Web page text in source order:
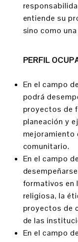
entiende su
sino como
PERFIL
En el campo
podrá
proyectos de
planeación y
mejoramiento
comunitario.
En el campo
formativos en
religiosa, la
proyectos de
de las
En el campo